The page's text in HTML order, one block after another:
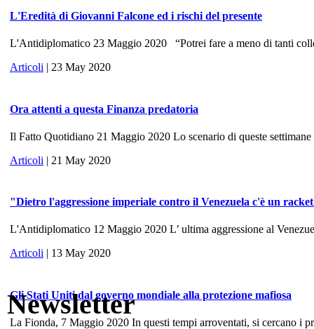
L'Eredità di Giovanni Falcone ed i rischi del presente
L'Antidiplomatico 23 Maggio 2020 “Potrei fare a meno di tanti
Articoli | 23 May 2020
Ora attenti a questa Finanza predatoria
Il Fatto Quotidiano 21 Maggio 2020 Lo scenario di queste
Articoli | 21 May 2020
"Dietro l'aggressione imperiale contro il Venezuela c'è un
L'Antidiplomatico 12 Maggio 2020 L’ ultima aggressione al
Articoli | 13 May 2020
Gli Stati Uniti dal governo mondiale alla protezione mafiosa
La Fionda, 7 Maggio 2020 In questi tempi arroventati, si cercano i
Newsletter